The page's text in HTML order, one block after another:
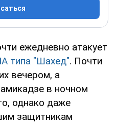
ежедневно атакует
типа "Шахед". Почти
вечером, а
в ночном
однако даже
защитникам